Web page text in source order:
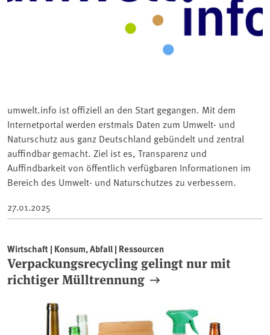
umwelt.info ist offiziell an den Start gegangen. Mit dem
Internetportal werden erstmals Daten zum Umwelt- und
Naturschutz aus ganz Deutschland gebündelt und zentral
auffindbar gemacht. Ziel ist es, Transparenz und
Auffindbarkeit von öffentlich verfügbaren Informationen im
Bereich des Umwelt- und Naturschutzes zu verbessern.
27.01.2025
Wirtschaft | Konsum, Abfall | Ressourcen
Verpackungsrecycling gelingt nur mit
richtiger Mülltrennung